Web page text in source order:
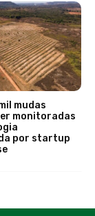
mudas
monitoradas
por startup